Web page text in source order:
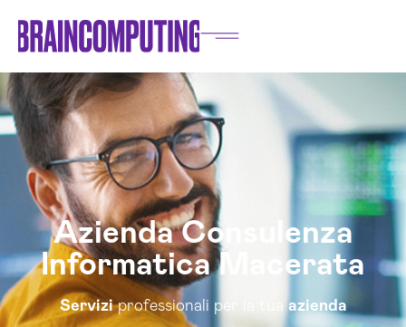
Azienda Consulenza
Informatica Macerata
Serviziprofessionali per la tua azienda